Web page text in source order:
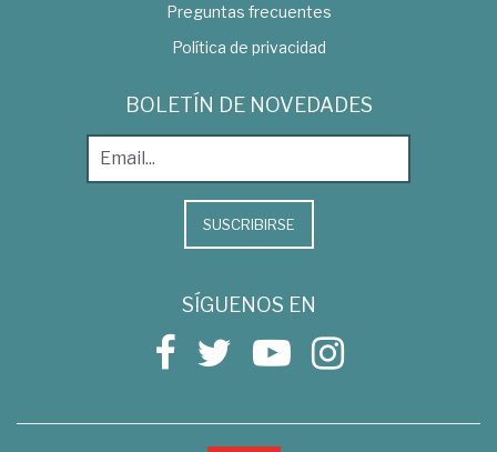
Preguntas frecuentes
Política de privacidad
BOLETÍN DE NOVEDADES
SUSCRIBIRSE
SÍGUENOS EN